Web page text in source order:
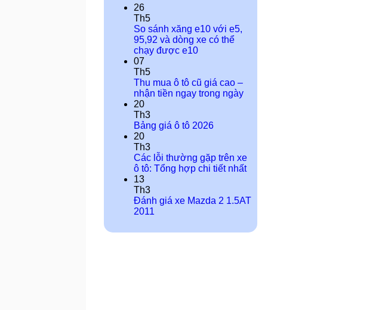
26
Th5
So sánh xăng e10 với e5,
95,92 và dòng xe có thể
chạy được e10
07
Th5
Thu mua ô tô cũ giá cao –
nhận tiền ngay trong ngày
20
Th3
Bảng giá ô tô 2026
20
Th3
Các lỗi thường gặp trên xe
ô tô: Tổng hợp chi tiết nhất
13
Th3
Đánh giá xe Mazda 2 1.5AT
2011